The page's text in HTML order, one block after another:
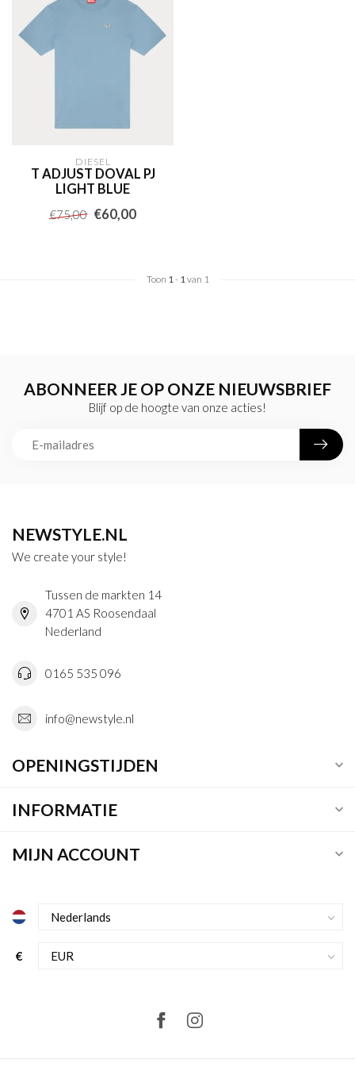
DIESEL
T ADJUST DOVAL PJ
LIGHT BLUE
€75,00 €60,00
Toon 1- 1van 1
ABONNEER JE OP ONZE NIEUWSBRIEF
Blijf op de hoogte van onze acties!
NEWSTYLE.NL
We create your style!
Tussen de markten 14
4701 AS Roosendaal
Nederland
0165 535 096
info@newstyle.nl
OPENINGSTIJDEN
INFORMATIE
MIJN ACCOUNT
€